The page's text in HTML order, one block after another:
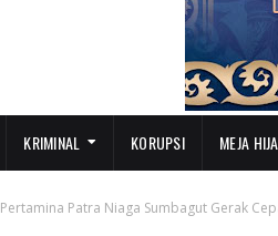
KRIMINAL KORUPSI MEJA
Pertamina Patra Niaga Sumbagut Gerak